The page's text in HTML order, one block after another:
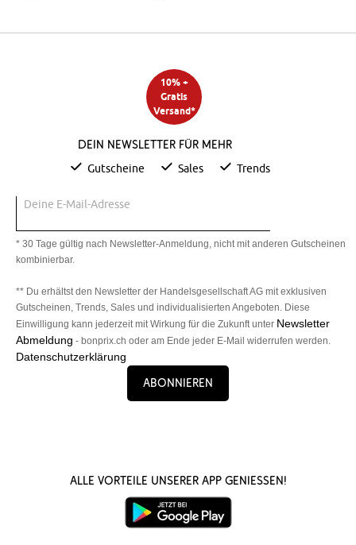
10% +
Gratis
Versand*
Dein Newsletter für mehr
Gutscheine Sales Trends
Deine E-Mail-Adresse
* 30 Tage gültig nach Newsletter-Anmeldung, nicht mit anderen Gutscheinen
kombinierbar.
** Du erhältst den Newsletter der Handelsgesellschaft AG mit exklusiven
Gutscheinen, Trends, Sales und individualisierten Angeboten. Diese
Einwilligung kann jederzeit mit Wirkung für die Zukunft unter Newsletter
Abmeldung - bonprix.ch oder am Ende jeder E-Mail widerrufen werden.
Datenschutzerklärung
Abonnieren
Alle Vorteile unserer App genießen!